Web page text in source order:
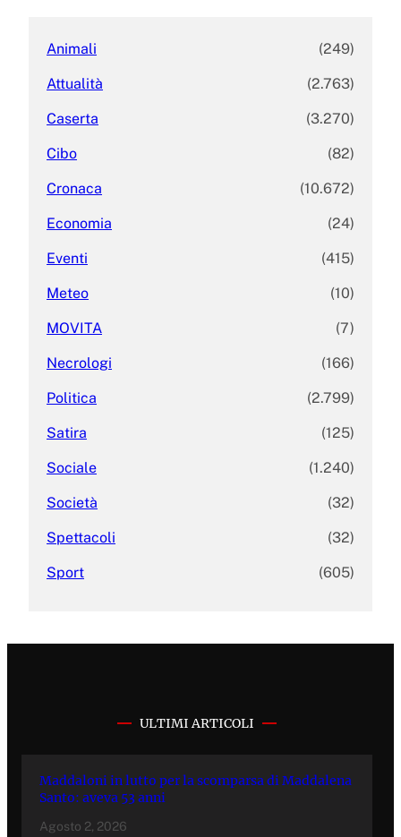
Animali (249)
Attualità (2.763)
Caserta (3.270)
Cibo (82)
Cronaca (10.672)
Economia (24)
Eventi (415)
Meteo (10)
MOVITA (7)
Necrologi (166)
Politica (2.799)
Satira (125)
Sociale (1.240)
Società (32)
Spettacoli (32)
Sport (605)
ULTIMI ARTICOLI
Maddaloni in lutto per la scomparsa di Maddalena
Santo: aveva 53 anni
Agosto 2, 2026